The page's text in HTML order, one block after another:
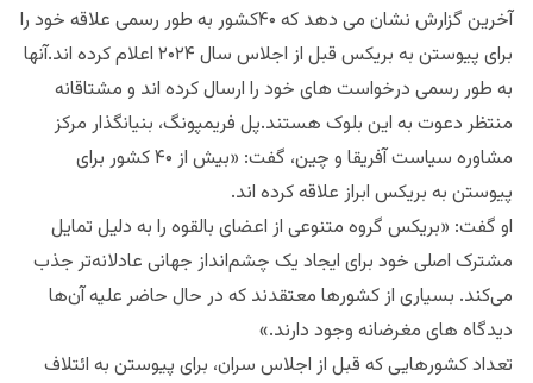
آخرین گزارش نشان می دهد که ۴۰کشور به طور رسمی علاقه خود را
برای پیوستن به بریکس قبل از اجلاس سال ۲۰۲۴ اعلام کرده اند.آنها
به طور رسمی درخواست های خود را ارسال کرده اند و مشتاقانه
منتظر دعوت به این بلوک هستند.پل فریمپونگ، بنیانگذار مرکز
مشاوره سیاست آفریقا و چین، گفت: «بیش از ۴۰ کشور برای
پیوستن به بریکس ابراز علاقه کرده اند.
او گفت: «بریکس گروه متنوعی از اعضای بالقوه را به دلیل تمایل
مشترک اصلی خود برای ایجاد یک چشم‌انداز جهانی عادلانه‌تر جذب
می‌کند. بسیاری از کشورها معتقدند که در حال حاضر علیه آن‌ها
دیدگاه های مغرضانه وجود دارند.»
تعداد کشورهایی که قبل از اجلاس سران، برای پیوستن به ائتلاف